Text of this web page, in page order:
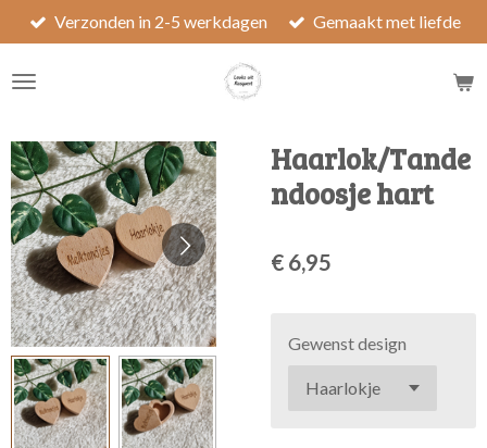
Ga
direct
naar
Verzonden in 2-5 werkdagen Gemaakt met liefde
Haarlok/Tande
ndoosje hart
€ 6,95
Gewenst design